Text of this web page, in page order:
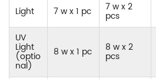
Light 7 w x 1 pc 7 w x 2
pcs
UV
Light
(optio
nal)
8 w x 1 pc 8 w x 2
pcs